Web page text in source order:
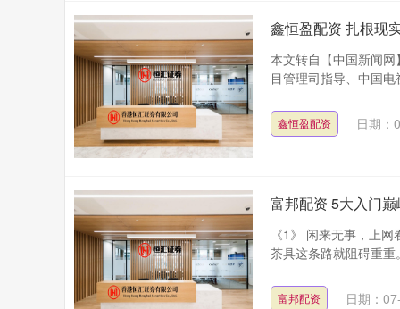
鑫恒盈配资 扎根现
本文转自【中国新闻
目管理司指导、中国
鑫恒盈配资 日期：
富邦配资 5大入门
《1》 闲来无事，上
茶具这条路就阻碍重
富邦配资 日期：